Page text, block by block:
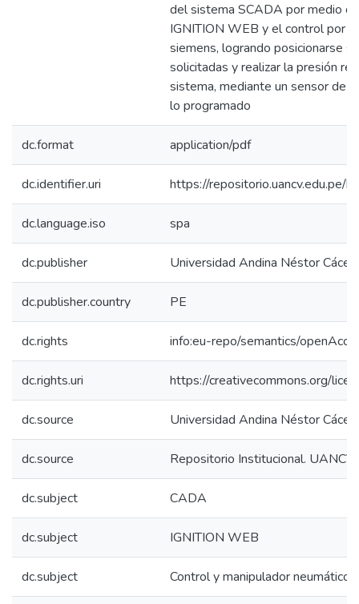
del sistema SCADA por medio
IGNITION WEB y el control por
siemens, logrando posicionarse
solicitadas y realizar la presión
sistema, mediante un sensor de
lo programado
dc.format application/pdf
dc.identifier.uri https://repositorio.uancv.edu.pe/
dc.language.iso spa
dc.publisher Universidad Andina Néstor
dc.publisher.country PE
dc.rights info:eu-repo/semantics/
dc.rights.uri https://creativecommons.org/
dc.source Universidad Andina Néstor
dc.source Repositorio Institucional. UANCV
dc.subject CADA
dc.subject IGNITION WEB
dc.subject Control y manipulador neumático